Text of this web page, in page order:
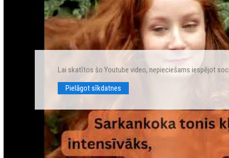
Lai skatītos šo Youtube video, nepieciešams iespējot
Pielāgot sīkdatnes